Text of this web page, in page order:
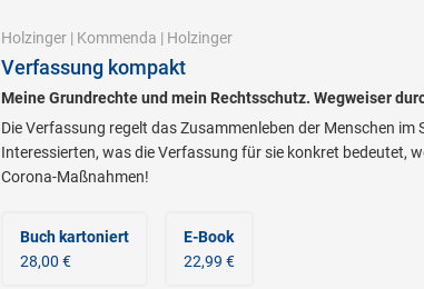
Holzinger| Kommenda | Holzinger
Verfassung kompakt
Meine Grundrechte und mein Rechtsschutz. Wegweiser
Die Verfassung regelt das Zusammenleben der Menschen
Interessierten, was die Verfassung für sie konkret bedeutet,
Corona-Maßnahmen!
Buch kartoniert
28,00 €
E-Book
22,99 €